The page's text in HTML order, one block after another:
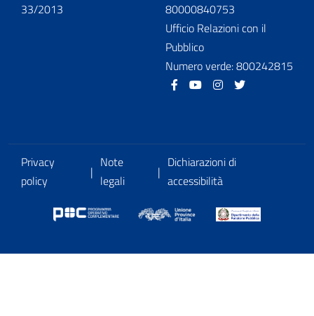
33/2013
80000840753
Ufficio Relazioni con il
Pubblico
Numero verde: 800242815
FacebookYoutubeInstagram
Privacy
policy
|
Note
legali
|
Dichiarazioni di
accessibilità